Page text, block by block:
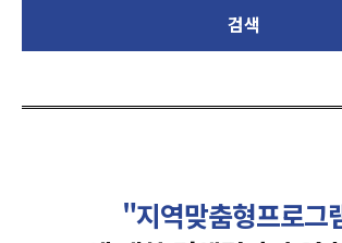
검색
"지역맞춤형프로그